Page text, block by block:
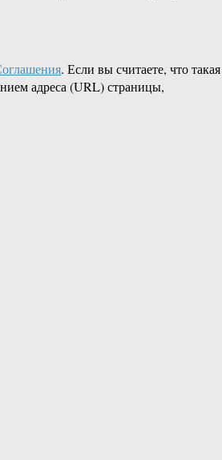
. Если вы считаете, что такая
адреса (URL) страницы,